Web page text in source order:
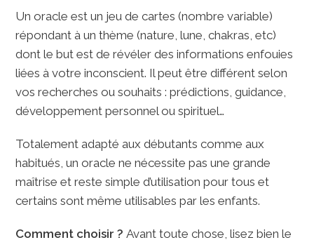
Un oracle est un jeu de cartes (nombre variable)
répondant à un thème (nature, lune, chakras, etc)
dont le but est de révéler des informations enfouies
liées à votre inconscient. Il peut être différent selon
vos recherches ou souhaits : prédictions, guidance,
développement personnel ou spirituel…
Totalement adapté aux débutants comme aux
habitués, un oracle ne nécessite pas une grande
maîtrise et reste simple d’utilisation pour tous et
certains sont même utilisables par les enfants.
Comment choisir ? Avant toute chose, lisez bien le